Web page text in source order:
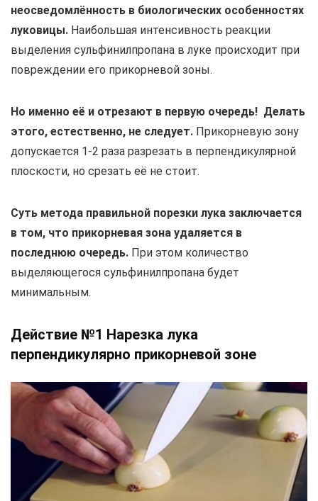
неосведомлённость в биологических особенностях
луковицы. Наибольшая интенсивность реакции
выделения сульфинилпропана в луке происходит при
повреждении его прикорневой зоны.
Но именно её и отрезают в первую очередь! Делать
этого, естественно, не следует. Прикорневую зону
допускается 1-2 раза разрезать в перпендикулярной
плоскости, но срезать её не стоит.
Суть метода правильной порезки лука заключается
в том, что прикорневая зона удаляется в
последнюю очередь. При этом количество
выделяющегося сульфинилпропана будет
минимальным.
Действие №1 Нарезка лука
перпендикулярно прикорневой зоне